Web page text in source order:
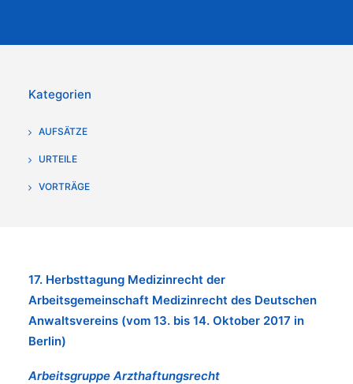
Kategorien
AUFSÄTZE
URTEILE
VORTRÄGE
17. Herbsttagung Medizinrecht der
Arbeitsgemeinschaft Medizinrecht des Deutschen
Anwaltsvereins (vom 13. bis 14. Oktober 2017 in
Berlin)
Arbeitsgruppe Arzthaftungsrecht